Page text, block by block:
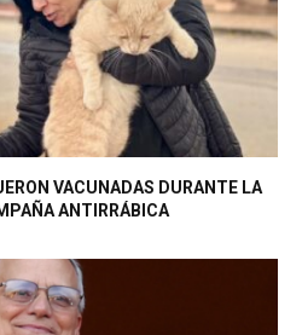
VACUNADAS DURANTE LA
ANTIRRÁBICA